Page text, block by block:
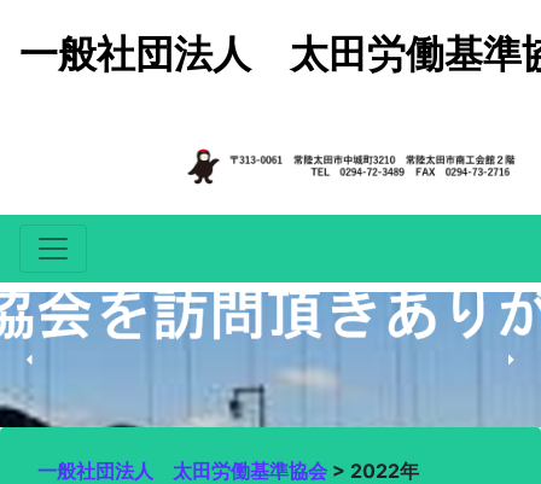
一般社団法人 太田労働基準
一般社団法人 太田労働基準協会 > 2022年